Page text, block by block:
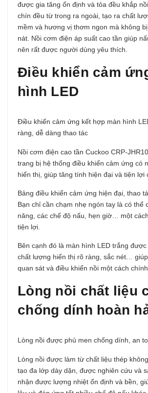
được gia tăng ổn định và tỏa đều khắp
chín đều từ trong ra ngoài, tạo ra chất
mềm và hương vị thơm ngon mà không
nát. Nồi cơm điện áp suất cao tần giúp
nên rất được người dùng yêu thích.
Điều khiển cảm
hình LED
Điều khiển cảm ứng kết hợp màn hình
ràng, dễ dàng thao tác
Nồi cơm điện cao tần Cuckoo CRP-
trang bị hệ thống điều khiển cảm ứng có
hiển thị, giúp tăng tính hiện đại và tiện lợi
Bảng điều khiển cảm ứng hiện đại, thao
Bạn chỉ cần chạm nhẹ ngón tay là có thể
năng, các chế độ nấu, hẹn giờ… một
tiện lợi.
Bên cạnh đó là màn hình LED trắng được
chất lượng hiển thị rõ ràng, sắc nét…
quan sát và điều khiển nồi một cách chính
Lòng nồi chất liệu
chống dính hoàn
Lòng nồi được phủ men chống dính, an
Lòng nồi được làm từ chất liệu thép
tạo đa lớp dày dặn, được nghiên cứu và
nhận được lượng nhiệt ổn định và bền,